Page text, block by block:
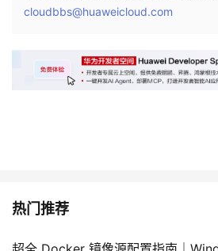
cloudbbs@huaweicloud.com
热门推荐